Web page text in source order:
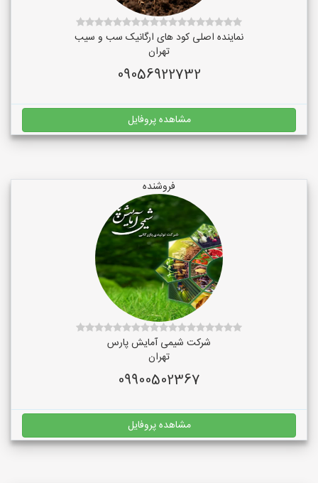
نماینده اصلی کود های ارگانیک سب و سیب
تهران
09056922732
مشاهده پروفایل
فروشنده
شرکت شیمی آمایش پارس
تهران
09900502367
مشاهده پروفایل